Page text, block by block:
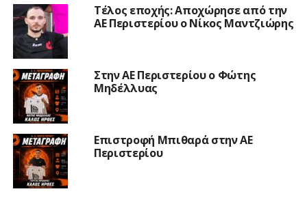
Τέλος εποχής: Αποχώρησε από την
ΑΕ Περιστερίου ο Νίκος Μαντζιώρης
Στην ΑΕ Περιστερίου ο Φώτης
Μηδέλλυας
Επιστροφή Μπιθαρά στην ΑΕ
Περιστερίου